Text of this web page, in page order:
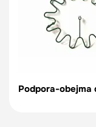
Podpora-obejma